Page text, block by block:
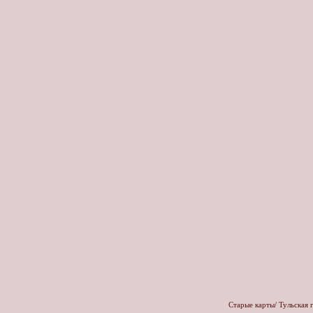
Старые карты/ Тульская